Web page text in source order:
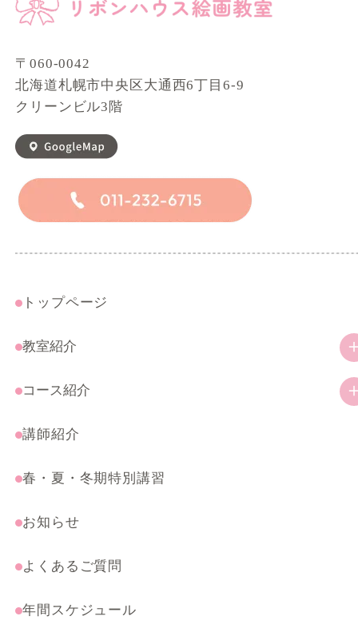
〒060-0042
北海道札幌市中央区大通西6丁目6-9
クリーンビル3階
トップページ
教室紹介
教室の特徴
アクセス
コース紹介
幼児・小学生コース
受験・特別コース
まんがテクニック応用講座
講師紹介
春・夏・冬期特別講習
お知らせ
よくあるご質問
年間スケジュール